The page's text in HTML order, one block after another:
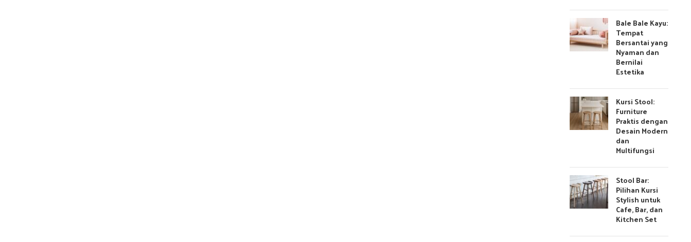
Bale Bale Kayu:
Tempat
Bersantai yang
Nyaman dan
Bernilai
Estetika
Kursi Stool:
Furniture
Praktis dengan
Desain Modern
dan
Multifungsi
Stool Bar:
Pilihan Kursi
Stylish untuk
Cafe, Bar, dan
Kitchen Set